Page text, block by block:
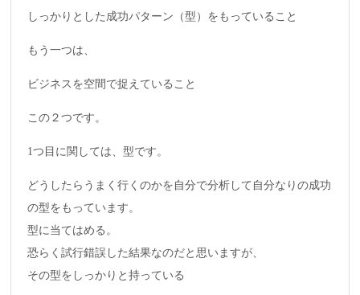
しっかりとした成功パターン（型）をもっていること
もう一つは、
ビジネスを空間で捉えていること
この２つです。
1つ目に関しては、型です。
どうしたらうまく行くのかを自分で分析して自分なりの成功
の型をもっています。
型に当てはめる。
恐らく試行錯誤した結果なのだと思いますが、
その型をしっかりと持っている